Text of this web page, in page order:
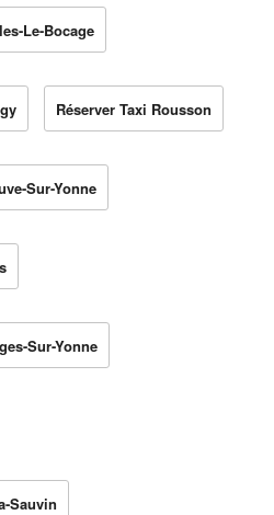
Le-Bocage
Réserver Taxi Rousson
Sur-Yonne
Sur-Yonne
Sauvin